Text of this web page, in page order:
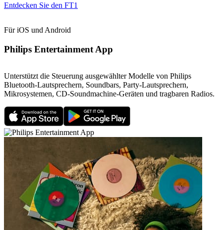
Entdecken Sie den FT1
Für iOS und Android
Philips Entertainment App
Unterstützt die Steuerung ausgewählter Modelle von Philips
Bluetooth-Lautsprechern, Soundbars, Party-Lautsprechern,
Mikrosystemen, CD-Soundmachine-Geräten und tragbaren Radios.